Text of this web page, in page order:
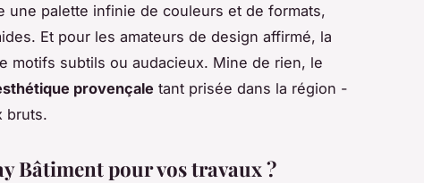
une palette infinie de couleurs et de formats,
Et pour les amateurs de design affirmé, la
motifs subtils ou audacieux. Mine de rien, le
provençale tant prisée dans la région -
bruts.
Bâtiment pour vos travaux ?